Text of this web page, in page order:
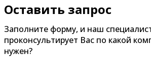
Волгодонск
Волжский
Губкин
Оставить запрос
Заполните форму, и наш
проконсультирует Вас по какой
нужен?